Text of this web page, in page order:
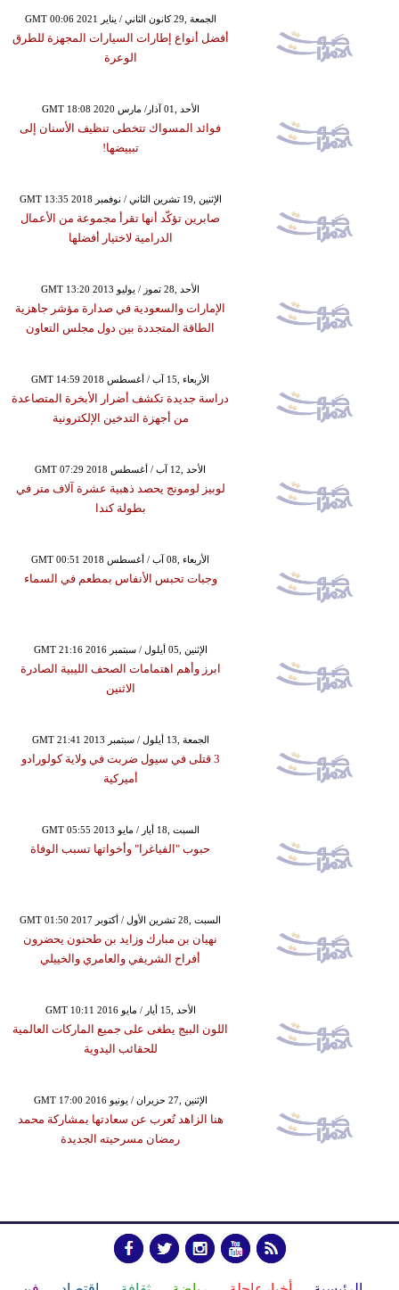
GMT 00:06 2021 الجمعة ,29 كانون الثاني / يناير
أفضل أنواع إطارات السيارات المجهزة للطرق
الوعرة
GMT 18:08 2020 الأحد ,01 آذار/ مارس
فوائد المسواك تتخطى تنظيف الأسنان إلى
تبييضها!
GMT 13:35 2018 الإثنين ,19 تشرين الثاني / نوفمبر
صابرين تؤكّد أنها تقرأ مجموعة من الأعمال
الدرامية لاختيار أفضلها
GMT 13:20 2013 الأحد ,28 تموز / يوليو
الإمارات والسعودية في صدارة مؤشر جاهزية
الطاقة المتجددة بين دول مجلس التعاون
GMT 14:59 2018 الأربعاء ,15 آب / أغسطس
دراسة جديدة تكشف أضرار الأبخرة المتصاعدة
من أجهزة التدخين الإلكترونية
GMT 07:29 2018 الأحد ,12 آب / أغسطس
لوبيز لومونج يحصد ذهبية عشرة آلاف متر في
بطولة كندا
GMT 00:51 2018 الأربعاء ,08 آب / أغسطس
وجبات تحبس الأنفاس بمطعم في السماء
GMT 21:16 2016 الإثنين ,05 أيلول / سبتمبر
ابرز وأهم اهتمامات الصحف الليبية الصادرة
الاثنين
GMT 21:41 2013 الجمعة ,13 أيلول / سبتمبر
3 قتلى في سيول ضربت في ولاية كولورادو
أميركية
GMT 05:55 2013 السبت ,18 أيار / مايو
حبوب "الفياغرا" وأخواتها تسبب الوفاة
GMT 01:50 2017 السبت ,28 تشرين الأول / أكتوبر
نهيان بن مبارك وزايد بن طحنون يحضرون
أفراح الشريفي والعامري والخييلي
GMT 10:11 2016 الأحد ,15 أيار / مايو
اللون البيج يطغى على جميع الماركات العالمية
للحقائب اليدوية
GMT 17:00 2016 الإثنين ,27 حزيران / يونيو
هنا الزاهد تُعرب عن سعادتها بمشاركة محمد
رمضان مسرحيته الجديدة